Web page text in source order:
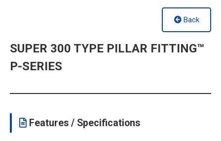
Back
SUPER 300 TYPE PILLAR FITTING™
P-SERIES
Features / Specifications